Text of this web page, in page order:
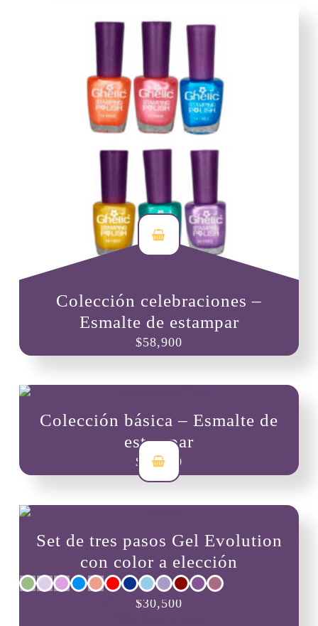
Colección celebraciones –
Esmalte de estampar
$58,900
Colección básica – Esmalte de
estampar
$ 58,900
Set de tres pasos Gel Evolution
con color a elección
$30,500
Este